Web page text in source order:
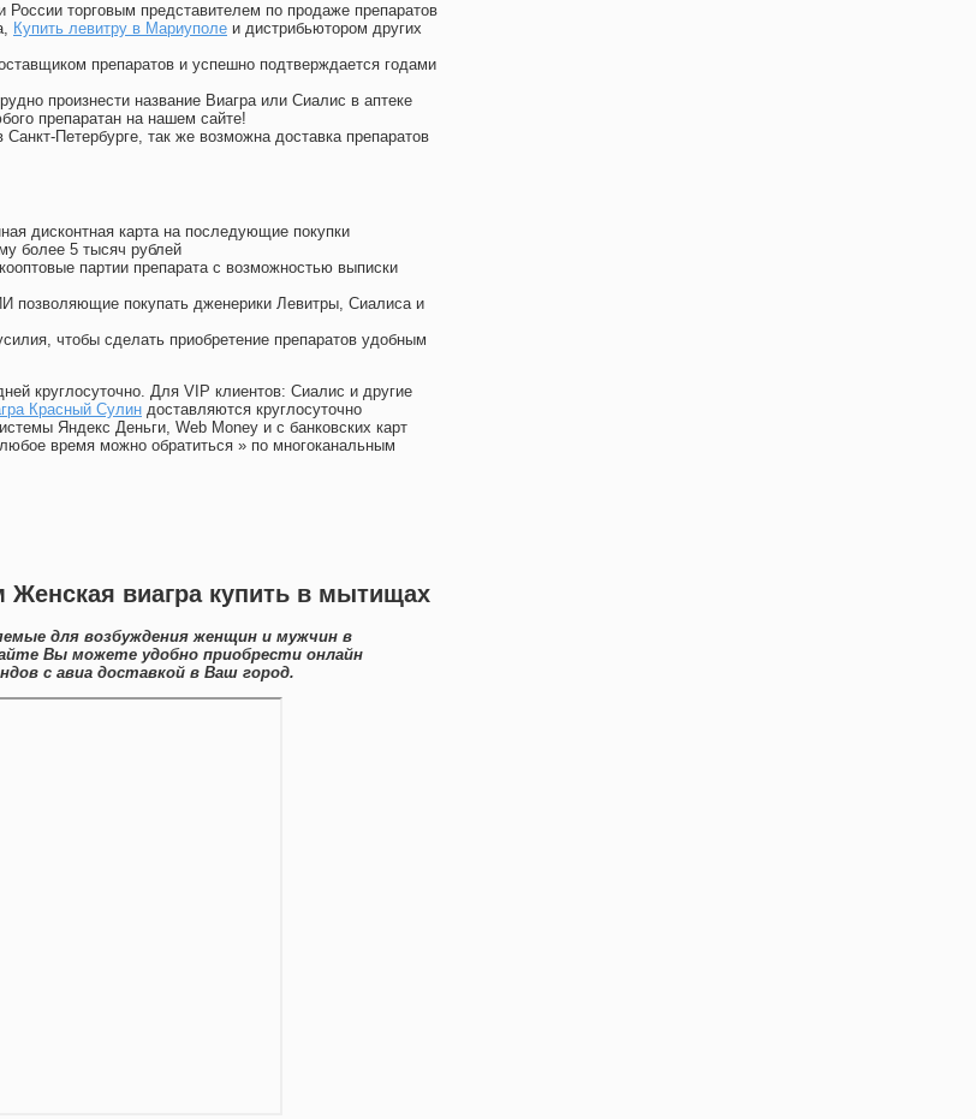
торговым представителем по продаже препаратов
, Купить левитру в Мариуполе и дистрибьютором других
препаратов и успешно подтверждается годами
произнести название Виагра или Сиалис в аптеке
препаратан на нашем сайте!
Петербурге, так же возможна доставка препаратов
дисконтная карта на последующие покупки
более 5 тысяч рублей
партии препарата с возможностью выписки
позволяющие покупать дженерики Левитры, Сиалиса и
чтобы сделать приобретение препаратов удобным
круглосуточно. Для VIP клиентов: Сиалис и другие
Красный Сулин доставляются круглосуточно
Яндекс Деньги, Web Money и с банковских карт
время можно обратиться » по многоканальным
виагра купить в мытищах
для возбуждения женщин и мужчин в
Вы можете удобно приобрести онлайн
с авиа доставкой в Ваш город.